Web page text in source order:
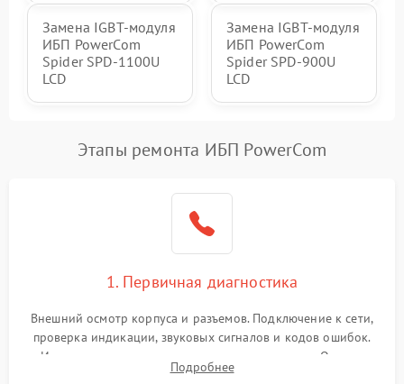
Замена IGBT-модуля
ИБП PowerCom
Spider SPD-1100U
LCD
Замена IGBT-модуля
ИБП PowerCom
Spider SPD-900U
LCD
Этапы ремонта ИБП PowerCom
1. Первичная диагностика
Внешний осмотр корпуса и разъемов. Подключение к сети,
проверка индикации, звуковых сигналов и кодов ошибок.
Измерение входного и выходного напряжения. Оценка
реакции ИБП на отключение основного питания без
Подробнее